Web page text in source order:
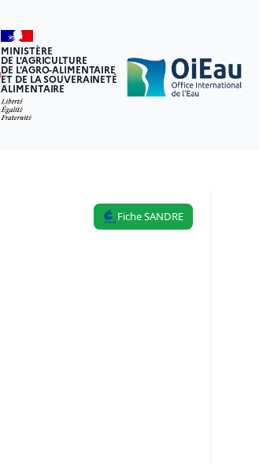
MINISTÈRE
DE L'AGRICULTURE
DE L'AGRO-ALIMENTAIRE
ET DE LA SOUVERAINETÉ
ALIMENTAIRE
Fiche SANDRE